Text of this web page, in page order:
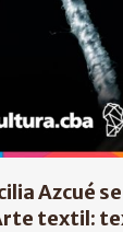
Azcué
textil: